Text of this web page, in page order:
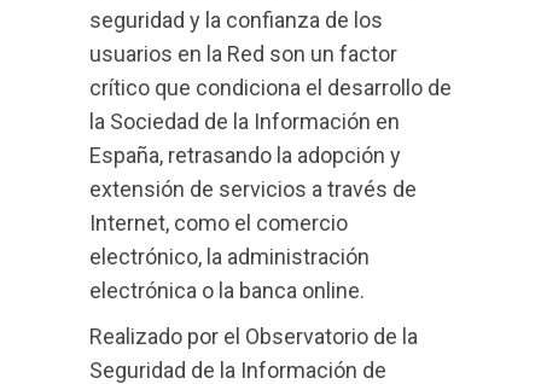
seguridad y la confianza de los
usuarios en la Red son un factor
crítico que condiciona el desarrollo de
la Sociedad de la Información en
España, retrasando la adopción y
extensión de servicios a través de
Internet, como el comercio
electrónico, la administración
electrónica o la banca online.
Realizado por el Observatorio de la
Seguridad de la Información de